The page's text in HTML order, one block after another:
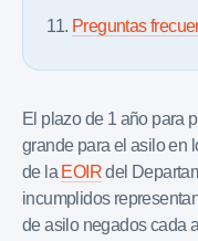
Preguntas
El plazo de 1 año para
grande para el asilo en
de la EOIRdel
incumplidos
de asilo negados cada